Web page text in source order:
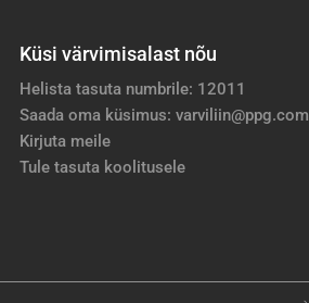
Küsi värvimisalast nõu
Helista tasuta numbrile: 12011
Saada oma küsimus: varviliin@ppg.com
Kirjuta meile
Tule tasuta koolitusele